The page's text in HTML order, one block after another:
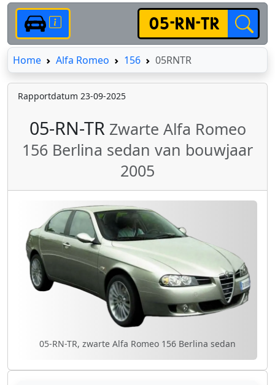
HomeHomeAlfa Romeo 156 05RNTR
Rapportdatum 23-09-2025
05-RN-TR Zwarte Alfa Romeo
156 Berlina sedan van bouwjaar
2005
05-RN-TR, zwarte Alfa Romeo 156 Berlina sedan